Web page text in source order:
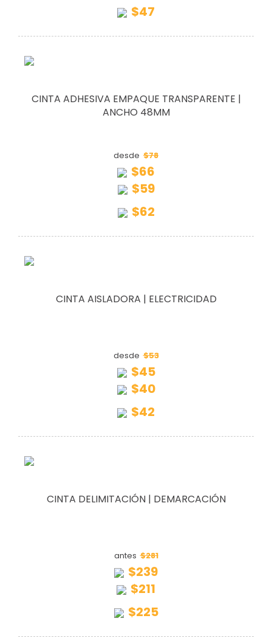
$47
CINTA ADHESIVA EMPAQUE TRANSPARENTE |
ANCHO 48MM
desde $78
$66
$59
$62
CINTA AISLADORA | ELECTRICIDAD
desde $53
$45
$40
$42
CINTA DELIMITACIÓN | DEMARCACIÓN
antes $281
$239
$211
$225